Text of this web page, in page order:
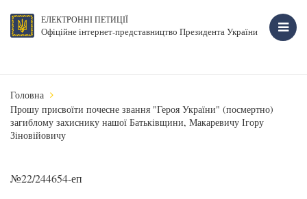
ЕЛЕКТРОННІ ПЕТИЦІЇ
Офіційне інтернет-представництво Президента України
Головна
Прошу присвоїти почесне звання "Героя України" (посмертно)
загиблому захиснику нашої Батьківщини, Макаревичу Ігору
Зіновійовичу
№22/244654-еп